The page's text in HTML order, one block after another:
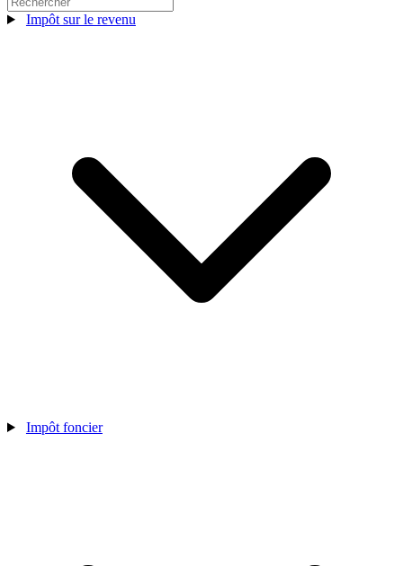
Impôt sur le revenu
Impôt foncier